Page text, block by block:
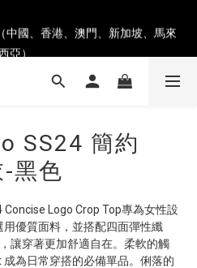
西亞）
西亞）
即享台灣地區7-ELEVEN超商免運
中國、香港、澳門、新加坡、馬來
亞）
SS24 簡約
黑色
Logo Crop Top專為女性設
優質面料，並搭配四面彈性纖
讓穿著更加舒適自在。柔軟的觸
為日常穿搭的必備單品。俐落的